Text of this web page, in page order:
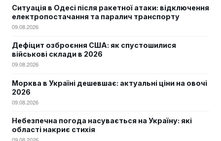
Ситуація в Одесі після ракетної атаки: відключення
електропостачання та паралич транспорту
09.08.2026
Дефіцит озброєння США: як спустошилися
військові склади в 2026
09.08.2026
Морква в Україні дешевшає: актуальні ціни на овочі
2026
09.08.2026
Небезпечна погода насувається на Україну: які
області накриє стихія